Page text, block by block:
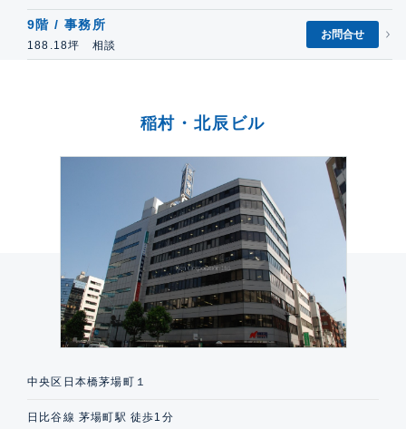
9階 / 事務所
188.18坪 相談
お問合せ
稲村・北辰ビル
中央区日本橋茅場町１
日比谷線 茅場町駅 徒歩1分